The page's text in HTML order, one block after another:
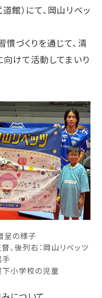
館）にて、岡山リベッ
慣づくりを通じて、清
けて活動してまいり
呈の様子
、後列右：岡山リベッツ
下小学校の児童